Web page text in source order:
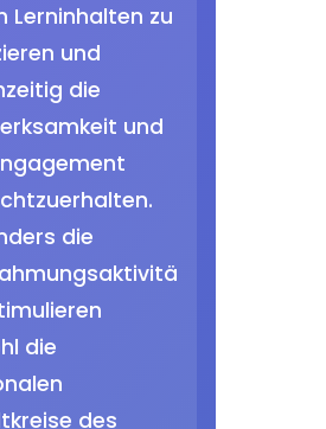
Lerninhalten zu
und
die
und
die
die
des